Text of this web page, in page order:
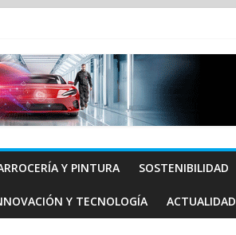
Y PINTURA SOSTENIBILIDAD
Y TECNOLOGÍA ACTUALIDAD